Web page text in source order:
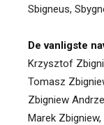
Sbigneus,
De vanligste
Krzysztof
Tomasz
Zbigniew
Marek